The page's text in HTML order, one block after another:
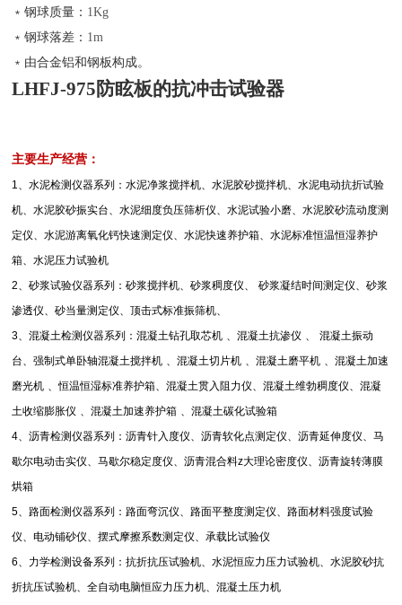
﹡钢球质量： 1Kg
﹡钢球落差： 1m
﹡由合金铝和钢板构成。
LHFJ-975防眩板的抗冲击试验器
主要生产经营：
1、水泥检测仪器系列：水泥净浆搅拌机、水泥胶砂搅拌机、水泥电动抗折试验
机、水泥胶砂振实台、水泥细度负压筛析仪、水泥试验小磨、水泥胶砂流动度测
定仪、水泥游离氧化钙快速测定仪、水泥快速养护箱、水泥标准恒温恒湿养护
箱、水泥压力试验机
2、砂浆试验仪器系列：砂浆搅拌机、砂浆稠度仪、
砂浆凝结时间测定仪、砂浆
渗透仪、砂当量测定仪、顶击式标准振筛机、
3、混凝土检测仪器系列：混凝土钻孔取芯机 、混凝土抗渗仪 、
混凝土振动
台、强制式单卧轴混凝土搅拌机 、混凝土切片机 、混凝土磨平机 、混凝土加速
磨光机 、恒温恒湿标准养护箱、混凝土贯入阻力仪、混凝土维勃稠度仪、混凝
土收缩膨胀仪 、混凝土加速养护箱 、混凝土碳化试验箱
4、沥青检测仪器系列：沥青针入度仪、沥青软化点测定仪、沥青延伸度仪、马
歇尔电动击实仪、马歇尔稳定度仪、沥青混合料z大理论密度仪、沥青旋转薄膜
烘箱
5、路面检测仪器系列：路面弯沉仪、路面平整度测定仪、路面材料强度试验
仪、电动铺砂仪、摆式摩擦系数测定仪、承载比试验仪
6、力学检测设备系列：抗折抗压试验机、水泥恒应力压力试验机、水泥胶砂抗
折抗压试验机、全自动电脑恒应力压力机、混凝土压力机